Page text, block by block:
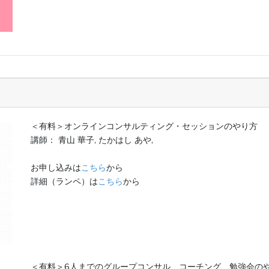
＜有料＞オンラインコンサルティング・セッションのやり方
講師： 青山 華子, たかはし あや,
お申し込みはこちらから
詳細（ランペ）はこちらから